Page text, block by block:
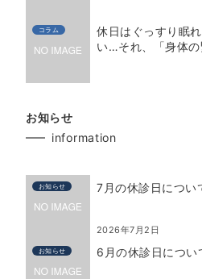
コラム
休日はぐっすり眠
い…それ、「身体
お知らせ
information
お知らせ 7月の休診日につい
2026年7月2日
お知らせ 6月の休診日につい